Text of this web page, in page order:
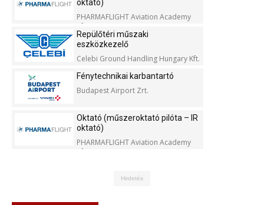
oktató)
PHARMAFLIGHT Aviation Academy
Kft.
Repülőtéri műszaki
eszközkezelő
Celebi Ground Handling Hungary Kft.
Fénytechnikai karbantartó
Budapest Airport Zrt.
Oktató (műszeroktató pilóta – IR
oktató)
PHARMAFLIGHT Aviation Academy
Kft.
Hirdetés